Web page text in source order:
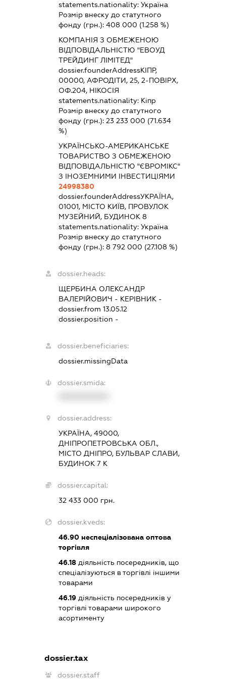
statements.nationality:Україна
Розмір внеску до статутного
фонду (грн.):408 000 (1.258 %)
КОМПАНІЯ З ОБМЕЖЕНОЮ
ВІДПОВІДАЛЬНІСТЮ "ЕВОУД
ТРЕЙДИНГ ЛІМІТЕД"
dossier.founderAddressКІПР,
00000, АФРОДІТИ, 25, 2-ПОВІРХ,
ОФ.204, НІКОСІЯ
statements.nationality: Кіпр
Розмір внеску до статутного
фонду (грн.):23 233 000 (71.634
%)
УКРАЇНСЬКО-АМЕРИКАНСЬКЕ
ТОВАРИСТВО З ОБМЕЖЕНОЮ
ВІДПОВІДАЛЬНІСТЮ "ЄВРОМІКС"
З ІНОЗЕМНИМИ ІНВЕСТИЦІЯМИ
24998380
dossier.founderAddressУКРАЇНА,
01001, МІСТО КИЇВ, ПРОВУЛОК
МУЗЕЙНИЙ, БУДИНОК 8
statements.nationality:Україна
Розмір внеску до статутного
фонду (грн.):8 792 000 (27.108 %)
dossier.heads:
ЩЕРБИНА ОЛЕКСАНДР
ВАЛЕРІЙОВИЧ - КЕРІВНИК -
dossier.from 13.05.12
dossier.position -
dossier.beneficiaries:
dossier.missingData
dossier.smida:
dossier.address:
УКРАЇНА, 49000,
ДНІПРОПЕТРОВСЬКА ОБЛ.,
МІСТО ДНІПРО, БУЛЬВАР СЛАВИ,
БУДИНОК 7 К
dossier.capital:
32 433 000 грн.
dossier.kveds:
46.90 неспеціалізована оптова
торгівля
46.18 діяльність посередників, що
спеціалізуються в торгівлі іншими
товарами
46.19 діяльність посередників у
торгівлі товарами широкого
асортименту
dossier.tax
dossier.staff